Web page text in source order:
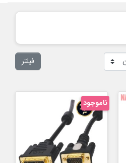
فیلتر
ناموجود